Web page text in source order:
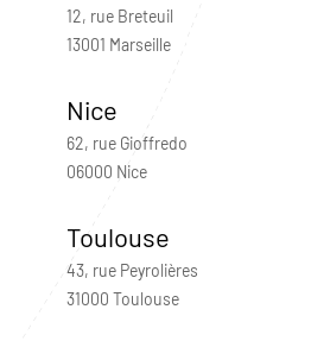
12, rue Breteuil
13001 Marseille
Nice
62, rue Gioffredo
06000 Nice
Toulouse
43, rue Peyrolières
31000 Toulouse